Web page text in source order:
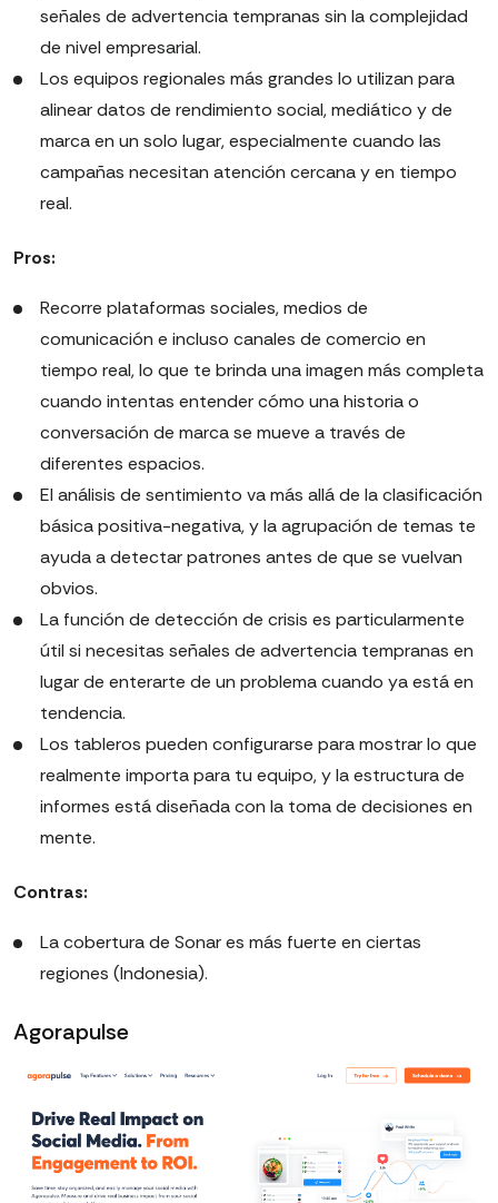
señales de advertencia tempranas sin la complejidad
de nivel empresarial.
Los equipos regionales más grandes lo utilizan para
alinear datos de rendimiento social, mediático y de
marca en un solo lugar, especialmente cuando las
campañas necesitan atención cercana y en tiempo
real.
Pros:
Recorre plataformas sociales, medios de
comunicación e incluso canales de comercio en
tiempo real, lo que te brinda una imagen más completa
cuando intentas entender cómo una historia o
conversación de marca se mueve a través de
diferentes espacios.
El análisis de sentimiento va más allá de la clasificación
básica positiva-negativa, y la agrupación de temas te
ayuda a detectar patrones antes de que se vuelvan
obvios.
La función de detección de crisis es particularmente
útil si necesitas señales de advertencia tempranas en
lugar de enterarte de un problema cuando ya está en
tendencia.
Los tableros pueden configurarse para mostrar lo que
realmente importa para tu equipo, y la estructura de
informes está diseñada con la toma de decisiones en
mente.
Contras:
La cobertura de Sonar es más fuerte en ciertas
regiones (Indonesia).
Agorapulse